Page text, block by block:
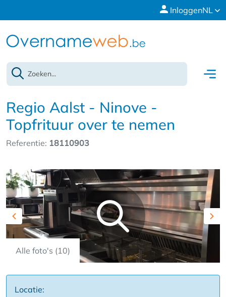
InloggenNL
Regio Aalst - Ninove -
Topfrituur over te nemen
Referentie: 18110903
Alle foto's (10)
Previous
Locatie: